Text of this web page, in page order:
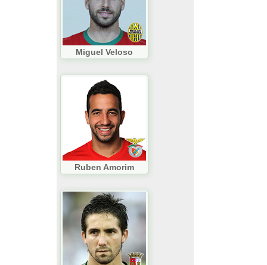
Miguel Veloso
Ruben Amorim